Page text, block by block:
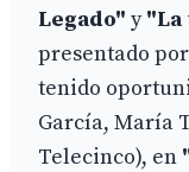
Legado" y"La
presentado por
tenido
García, María
Telecinco), en